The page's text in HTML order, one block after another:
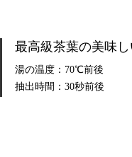
最高級茶葉の美味
湯の温度：70℃前後
抽出時間：30秒前後